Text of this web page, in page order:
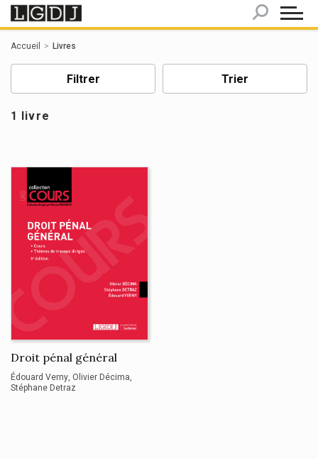
Accueil Livres
Filtrer Trier
1 livre
Droit pénal général
Édouard Verny Olivier Décima
Stéphane Detraz
Panneau de gestion des cookies